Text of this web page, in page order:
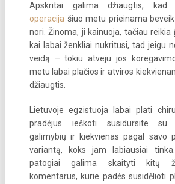
Apskritai galima džiaugtis,
operacija šiuo metu prieinama
nori. Žinoma, ji kainuoja, tačiau reikia
kai labai ženkliai nukritusi, tad jeigu
veidą – tokiu atveju jos
metu labai plačios ir atviros
džiaugtis.
Lietuvoje egzistuoja labai plati
pradėjus ieškoti susidursite su
galimybių ir kiekvienas pagal savo
variantą, koks jam labiausiai
patogiai galima skaityti kitų
komentarus, kurie padės susidėlioti